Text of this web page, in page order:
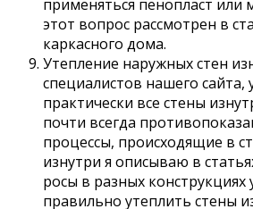
применяться пенопласт или
этот вопрос рассмотрен в
каркасного дома.
Утепление наружных стен
специалистов нашего сайта,
практически все стены
почти всегда
процессы, происходящие в
изнутри я описываю в
росы в разных конструкциях
правильно утеплить стены